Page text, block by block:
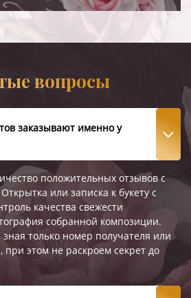
вопросы
заказывают именно у
положительных отзывов с
или записка к букету с
качества свежести
собранной композиции.
только номер получателя или
при этом не раскроем секрет до